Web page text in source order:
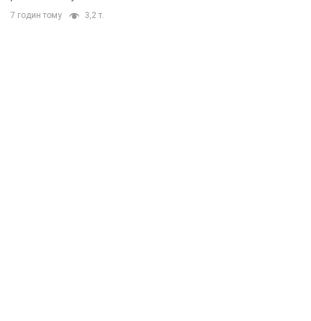
7 годин тому 3,2 т.